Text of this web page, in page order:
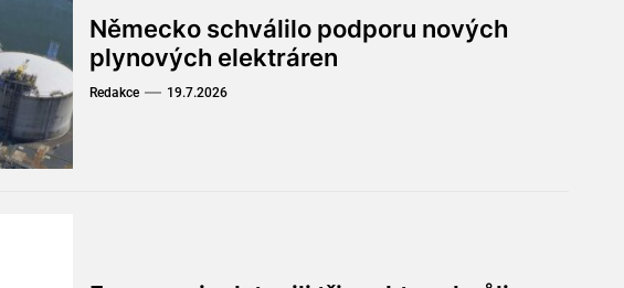
Německo schválilo podporu nových
plynových elektráren
Redakce 19.7.2026